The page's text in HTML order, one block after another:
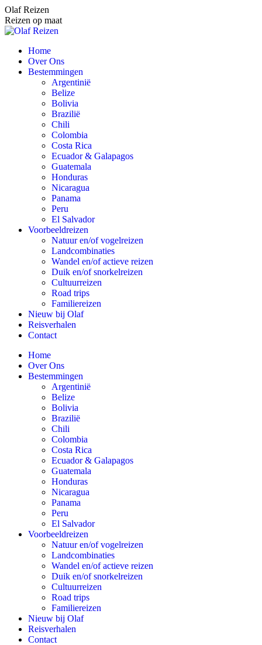
Spring
naar
content
Olaf Reizen
Reizen op maat
Home
Over Ons
Bestemmingen
Argentinië
Belize
Bolivia
Brazilië
Chili
Colombia
Costa Rica
Ecuador & Galapagos
Guatemala
Honduras
Nicaragua
Panama
Peru
El Salvador
Voorbeeldreizen
Natuur en/of vogelreizen
Landcombinaties
Wandel en/of actieve reizen
Duik en/of snorkelreizen
Cultuurreizen
Road trips
Familiereizen
Nieuw bij Olaf
Reisverhalen
Contact
Home
Over Ons
Bestemmingen
Argentinië
Belize
Bolivia
Brazilië
Chili
Colombia
Costa Rica
Ecuador & Galapagos
Guatemala
Honduras
Nicaragua
Panama
Peru
El Salvador
Voorbeeldreizen
Natuur en/of vogelreizen
Landcombinaties
Wandel en/of actieve reizen
Duik en/of snorkelreizen
Cultuurreizen
Road trips
Familiereizen
Nieuw bij Olaf
Reisverhalen
Contact